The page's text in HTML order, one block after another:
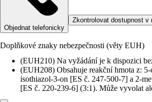
Objednat telefonicky
Zkontrolovat dostupnost v
Doplňkové znaky nebezpečnosti (věty EUH)
(EUH210) Na vyžádání je k dispozici
(EUH208) Obsahuje reakční hmota z:
isothiazol-3-on [ES č. 247-500-7] a 2-
[ES č. 220-239-6] (3:1). Může vyvolat